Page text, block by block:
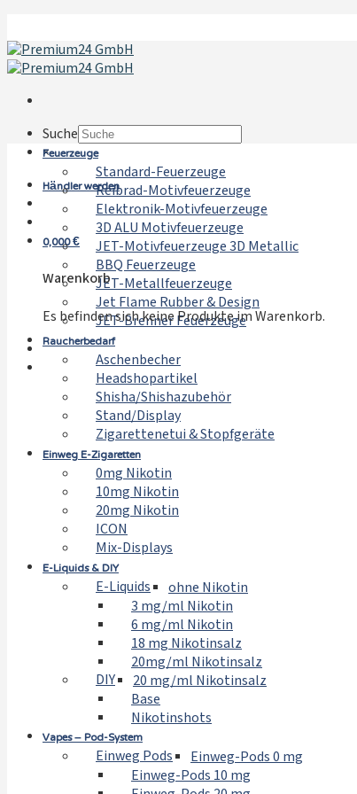
Inhalt
springen
Suche
×
Händler werden
0,000€
Warenkorb
Es befinden sich keine Produkte im Warenkorb.
Feuerzeuge
Standard-Feuerzeuge
Reibrad-Motivfeuerzeuge
Elektronik-Motivfeuerzeuge
3D ALU Motivfeuerzeuge
JET-Motivfeuerzeuge 3D Metallic
BBQ Feuerzeuge
JET-Metallfeuerzeuge
Jet Flame Rubber & Design
JET-Brenner Feuerzeuge
Raucherbedarf
Aschenbecher
Headshopartikel
Shisha/Shishazubehör
Stand/Display
Zigarettenetui & Stopfgeräte
Einweg E-Zigaretten
0mg Nikotin
10mg Nikotin
20mg Nikotin
ICON
Mix-Displays
E-Liquids & DIY
E-Liquids
ohne Nikotin
3 mg/ml Nikotin
6 mg/ml Nikotin
18 mg Nikotinsalz
20mg/ml Nikotinsalz
DIY
20 mg/ml Nikotinsalz
Base
Nikotinshots
Vapes – Pod-System
Einweg Pods
Einweg-Pods 0 mg
Einweg-Pods 10 mg